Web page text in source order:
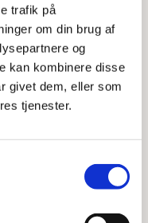
trafik på
om din brug af
og
kan kombinere disse
givet dem, eller som
tjenester.
og historie mere
dem, der bor her,
Cox og støttet af
til byens
oplevelser for både
statuer på